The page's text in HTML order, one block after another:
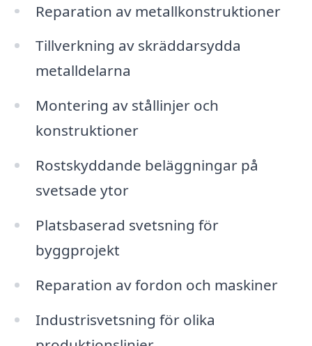
Reparation av metallkonstruktioner
Tillverkning av skräddarsydda
metalldelarna
Montering av stållinjer och
konstruktioner
Rostskyddande beläggningar på
svetsade ytor
Platsbaserad svetsning för
byggprojekt
Reparation av fordon och maskiner
Industrisvetsning för olika